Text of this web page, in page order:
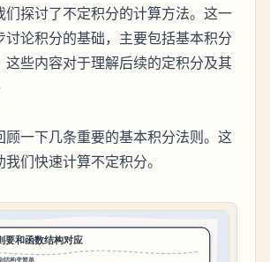
们探讨了不定积分的计算方法。这一
讨论积分的基础，主要包括基本积分
这些内容对于理解后续的定积分及其
顾一下几条重要的基本积分法则。这
们快速计算不定积分。